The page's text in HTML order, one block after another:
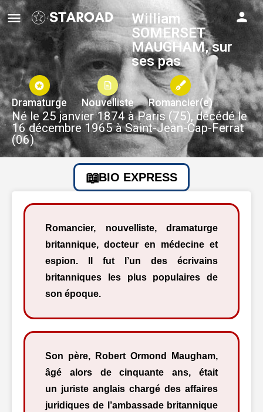
William
SOMERSET
MAUGHAM, sur
ses pas
Dramaturge Nouvelliste Romancier(e)
Né le 25 janvier 1874 à Paris (75), décédé le
16 décembre 1965 à Saint-Jean-Cap-Ferrat
(06)
BIO EXPRESS
Romancier, nouvelliste, dramaturge
britannique, docteur en médecine et
espion. Il fut l’un des écrivains
britanniques les plus populaires de
son époque.
Son père, Robert Ormond Maugham,
âgé alors de cinquante ans, était
un juriste anglais chargé des affaires
juridiques de l’ambassade britannique